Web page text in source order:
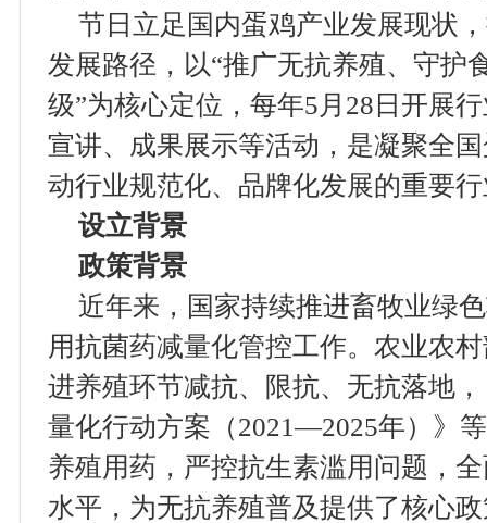
节日立足国内蛋鸡产业发展现状
发展路径，以“推广无抗养殖、守护
级”为核心定位，每年5月28日开展
宣讲、成果展示等活动，是凝聚全
动行业规范化、品牌化发展的重要
设立背景
政策背景
近年来，国家持续推进畜牧业绿
用抗菌药减量化管控工作。农业农
进养殖环节减抗、限抗、无抗落地
量化行动方案（2021—2025年）》
养殖用药，严控抗生素滥用问题，
水平，为无抗养殖普及提供了核心